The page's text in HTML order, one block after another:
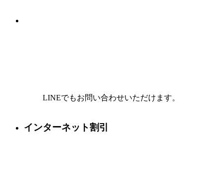
LINEでもお問い合わせいただけます。
インターネット割引